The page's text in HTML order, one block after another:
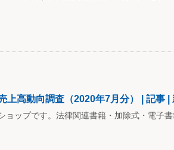
上高動向調査（2020年7月分） | 記事 |
ョップです。法律関連書籍・加除式・電子